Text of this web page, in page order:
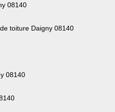
08140
toiture Daigny 08140
08140